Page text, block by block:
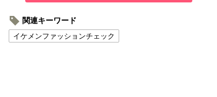
関連キーワード
イケメンファッションチェック